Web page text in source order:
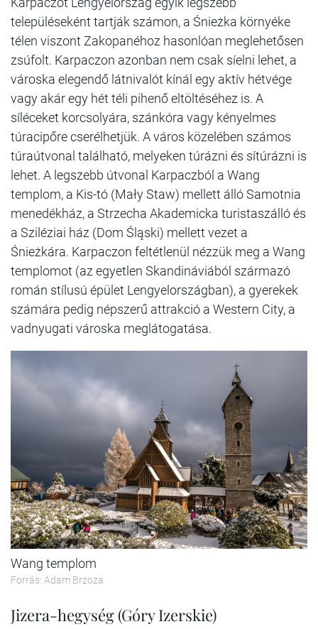
településeként tartják számon, a Śnieżka környéke
télen viszont Zakopanéhoz hasonlóan meglehetősen
zsúfolt. Karpaczon azonban nem csak síelni lehet, a
városka elegendő látnivalót kínál egy aktív hétvége
vagy akár egy hét téli pihenő eltöltéséhez is. A
síléceket korcsolyára, szánkóra vagy kényelmes
túracipőre cserélhetjük. A város közelében számos
túraútvonal található, melyeken túrázni és sítúrázni is
lehet. A legszebb útvonal Karpaczból a Wang
templom, a Kis-tó (Mały Staw) mellett álló Samotnia
menedékház, a Strzecha Akademicka turistaszálló és
a Sziléziai ház (Dom Śląski) mellett vezet a
Śnieżkára. Karpaczon feltétlenül nézzük meg a Wang
templomot (az egyetlen Skandináviából származó
román stílusú épület Lengyelországban), a gyerekek
számára pedig népszerű attrakció a Western City, a
vadnyugati városka meglátogatása.
Wang templom
Forrás: Adam Brzoza
Jizera-hegység (Góry Izerskie)